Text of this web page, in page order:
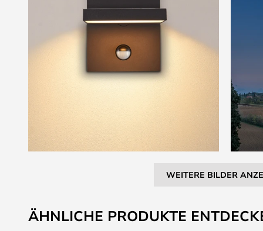
WEITERE BILDER
Anfang
der
ÄHNLICHE PRODUKTE